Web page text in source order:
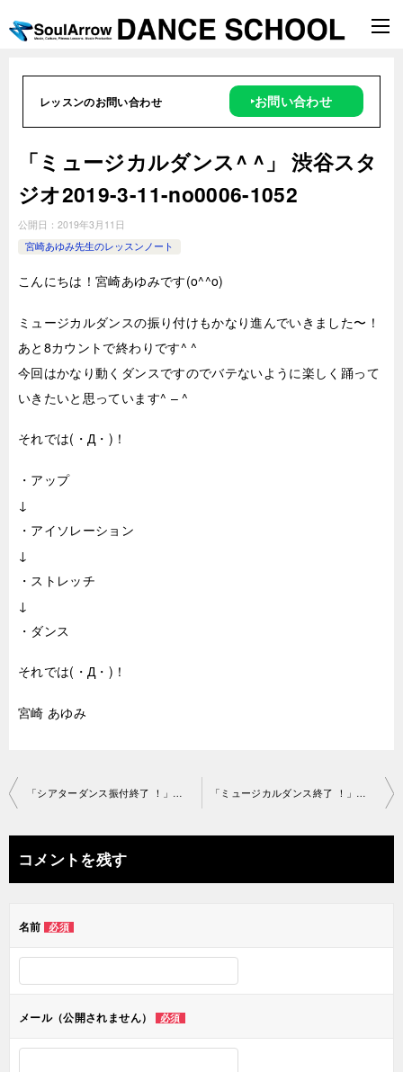
レッスンのお問い合わせ ‣お問い合わせ
「ミュージカルダンス^ ^」 渋谷スタ
ジオ2019-3-11-no0006-1052
公開日： 2019年3月11日
宮崎あゆみ先生のレッスンノート
こんにちは！宮崎あゆみです(o^^o)
ミュージカルダンスの振り付けもかなり進んでいきました〜！
あと8カウントで終わりです^ ^
今回はかなり動くダンスですのでバテないように楽しく踊って
いきたいと思っています^ – ^
それでは(・Д・)！
・アップ
↓
・アイソレーション
↓
・ストレッチ
↓
・ダンス
それでは(・Д・)！
宮崎 あゆみ
投
ナ
ビ
ー
ン
コメントを残す
名前 必須
メール（公開されません） 必須